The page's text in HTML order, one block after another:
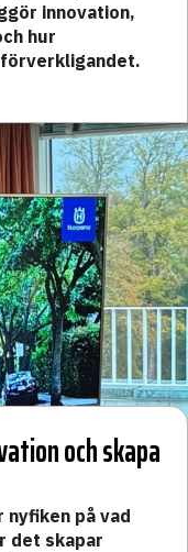
innovation,
hur
och skapa
på vad
det skapar